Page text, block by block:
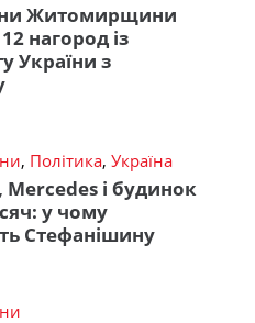
Житомирщини
нагород із
України з
, Політика, Україна
і будинок
у чому
Стефанішину